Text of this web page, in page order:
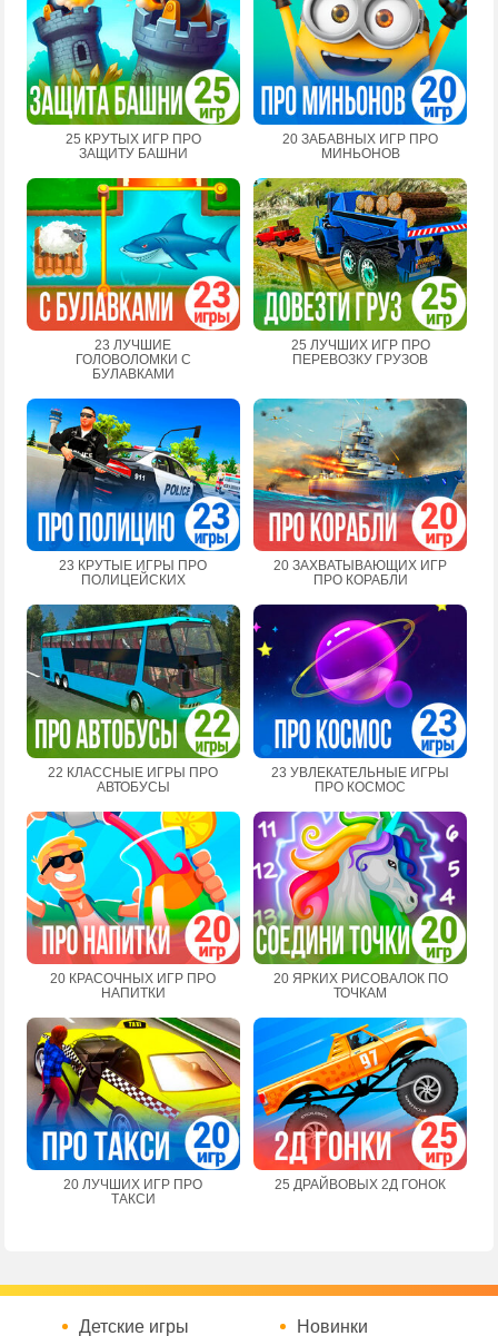
25 КРУТЫХ ИГР ПРО
ЗАЩИТУ БАШНИ
20 ЗАБАВНЫХ ИГР ПРО
МИНЬОНОВ
23 ЛУЧШИЕ
ГОЛОВОЛОМКИ С
БУЛАВКАМИ
25 ЛУЧШИХ ИГР ПРО
ПЕРЕВОЗКУ ГРУЗОВ
23 КРУТЫЕ ИГРЫ ПРО
ПОЛИЦЕЙСКИХ
20 ЗАХВАТЫВАЮЩИХ ИГР
ПРО КОРАБЛИ
22 КЛАССНЫЕ ИГРЫ ПРО
АВТОБУСЫ
23 УВЛЕКАТЕЛЬНЫЕ ИГРЫ
ПРО КОСМОС
20 КРАСОЧНЫХ ИГР ПРО
НАПИТКИ
20 ЯРКИХ РИСОВАЛОК ПО
ТОЧКАМ
20 ЛУЧШИХ ИГР ПРО
ТАКСИ
25 ДРАЙВОВЫХ 2Д ГОНОК
Детские игры Новинки